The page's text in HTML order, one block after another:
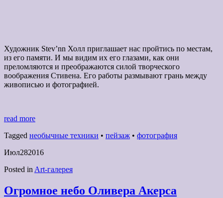
Художник Stev’nn Холл приглашает нас пройтись по местам,
из его памяти. И мы видим их его глазами, как они
преломляются и преображаются силой творческого
воображения Стивена. Его работы размывают грань между
живописью и фотографией.
read more
Tagged необычные техники • пейзаж • фотография
Июл282016
Posted in Art-галерея
Огромное небо Оливера Акерса